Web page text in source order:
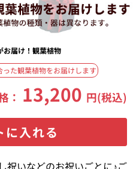
お届け！観葉植物
た観葉植物をお届けします
： 13,200 円(税込)
に入れる
祝いなどのお祝いごとに♪ご